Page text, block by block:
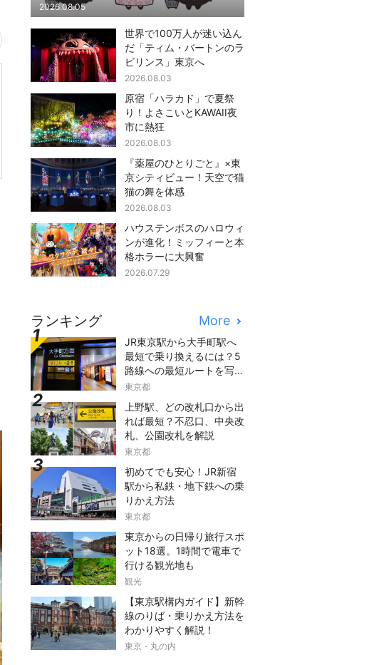
2026.08.05
世界で100万人が迷い込ん
だ「ティム・バートンのラ
ビリンス」東京へ
2026.08.03
原宿「ハラカド」で夏祭
り！よさこいとKAWAII夜
市に熱狂
2026.08.03
『薬屋のひとりごと』×東
京シティビュー！天空で猫
猫の舞を体感
2026.08.03
ハウステンボスのハロウィ
ンが進化！ミッフィーと本
格ホラーに大興奮
2026.07.29
ランキング More
JR東京駅から大手町駅へ
最短で乗り換えるには？5
路線への最短ルートを写真
つきでご紹介
東京都
上野駅、どの改札口から出
れば最短？不忍口、中央改
札、公園改札を解説
東京都
初めてでも安心！JR新宿
駅から私鉄・地下鉄への乗
りかえ方法
東京都
東京からの日帰り旅行スポ
ット18選。1時間で電車で
行ける観光地も
観光
【東京駅構内ガイド】新幹
線のりば・乗りかえ方法を
わかりやすく解説！
東京・丸の内